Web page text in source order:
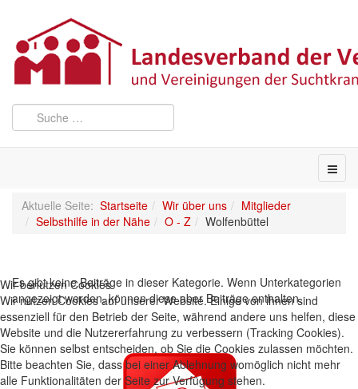
Aktuelle Seite: Startseite Wir über uns
Mitglieder
Selbsthilfe in der Nähe
O - Z Wolfenbüttel
Es gibt keine Beiträge in dieser Kategorie. Wenn Unterkategorien
angezeigt werden, können diese aber Beiträge enthalten.
Wir benutzen Cookies
Wir nutzen Cookies auf unserer Website. Einige von ihnen sind
essenziell für den Betrieb der Seite, während andere uns helfen, diese
Website und die Nutzererfahrung zu verbessern (Tracking Cookies).
Sie können selbst entscheiden, ob Sie die Cookies zulassen möchten.
Bitte beachten Sie, dass bei einer Ablehnung womöglich nicht mehr
alle Funktionalitäten der Seite zur Verfügung stehen.